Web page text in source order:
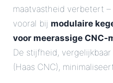
maatvastheid verbetert
vooral bij modulaire
voor meerassige CNC-
De stijfheid,
(Haas CNC),